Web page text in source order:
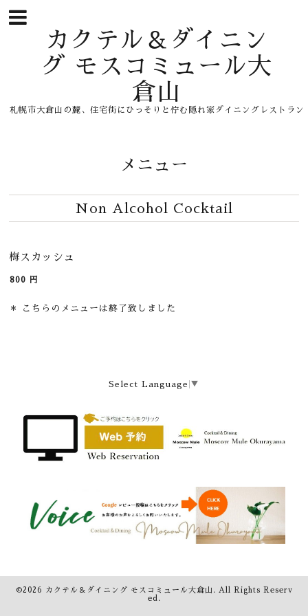
カクテル＆ダイニン
グ モスコミュール大
倉山
札幌市大倉山の麓、住宅街にひっそりと佇む隠れ家ダイニングレストラン
メニュー
Non Alcohol Cocktail
梅スカッシュ
800 円
＊ こちらのメニューは終了致しました
Select Language ▼
©2026 カクテル＆ダイニング モスコミュール大倉山 . All Rights Reserv
ed.